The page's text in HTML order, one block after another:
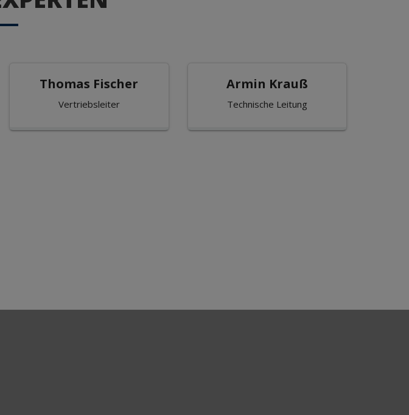
Thomas Fischer
Vertriebsleiter
Armin Krauß
Technische Leitung